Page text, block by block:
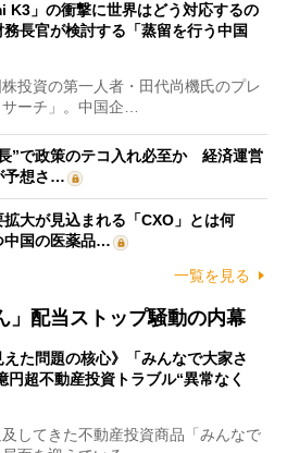
K3」の衝撃に世界はどう対応するの
長官が検討する「蒸留を行う中国
投資の第一人者・田代尚機氏のプレ
サーチ」。中国企…
”で政策のテコ入れ必至か 経済運営
予想さ…
大が見込まれる「CXO」とは何
国の医薬品…
一覧を見る
」配当ストップ騒動の内幕
えた問題の核心》「みんなで大家さ
円超不動産投資トラブル“異常なく
してきた不動産投資商品「みんなで